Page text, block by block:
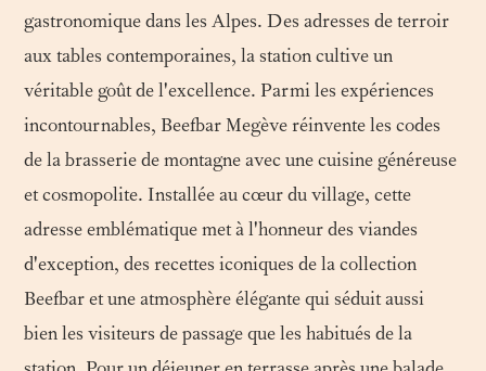
gastronomique dans les Alpes. Des adresses de terroir
aux tables contemporaines, la station cultive un
véritable goût de l'excellence. Parmi les expériences
incontournables, Beefbar Megève réinvente les codes
de la brasserie de montagne avec une cuisine généreuse
et cosmopolite. Installée au cœur du village, cette
adresse emblématique met à l'honneur des viandes
d'exception, des recettes iconiques de la collection
Beefbar et une atmosphère élégante qui séduit aussi
bien les visiteurs de passage que les habitués de la